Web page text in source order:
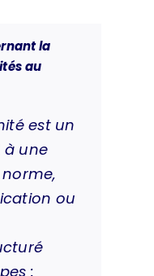
la
au
est un
une
ou
: